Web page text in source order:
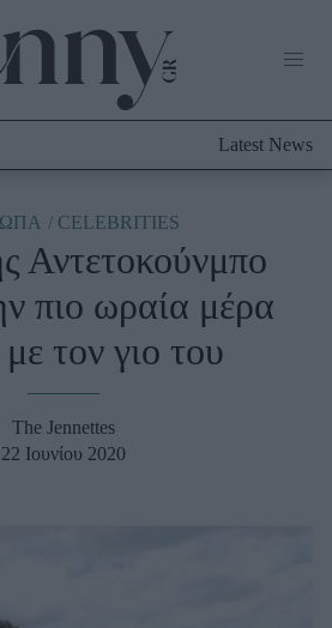
Latest News
CELEBRITIES
Αντετοκούνμπο
πιο ωραία μέρα
τον γιο του
The Jennettes
22 Ιουνίου 2020